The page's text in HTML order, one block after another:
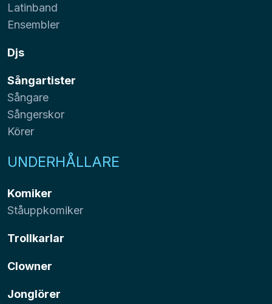
Latinband
Ensembler
Djs
Sångartister
Sångare
Sångerskor
Körer
UNDERHÅLLARE
Komiker
Ståuppkomiker
Trollkarlar
Clowner
Jonglörer